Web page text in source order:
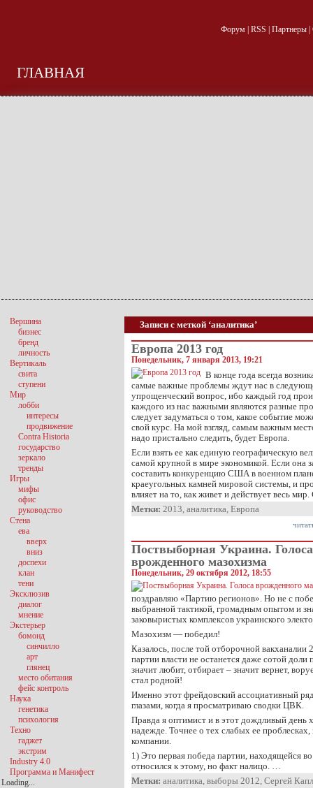
Форум| RSS Партнеры|
ГЛАВНАЯ
Записи с меткой ‘аналитика’
Европа 2013 год
Понедельник, 7 января 2013, 19:21
В конце года всегда
самые важные проблемы ждут нас в
упрощенческий вопрос, ибо каждый год
каждого из нас важными являются разные
следует задуматься о том, какое событие
свой курс. На мой взгляд, самым важным
надо пристально следить, будет Европа.
Если взять ее как единую географическую
самой крупной в мире экономикой. Если она
составить конкуренцию США в военном
краеугольных камней мировой системы, и
влияет на то, как живет и действует весь
Метки: 2013, аналитика, Европа
Поствыборная Украина. Голоса
врожденного мазохизма
Понедельник, 29 октября 2012, 18:55
поздравляю «Партию регионов». Но не с
выбранной тактикой, громадным опытом и
заковыристых комплексов украинского
Мазохизм — победил!
Казалось, после той отборочной вакханалии
партии власти не останется даже сотой доли
значит любит, отбирает – значит вернет,
стал родной!
Именно этот фрейдовский ассоциативный
глазами, когда я просматриваю сводки ЦВК.
Правда я оптимист и в этот дождливый день
надежде. Точнее о тех слабых ее
компании.
1) Это первая победа партии, находящейся
относился к этому, но факт налицо. …
Метки: аналитика, выборы 2012, Сергей
Вершина
бизнес
бренд
личность
Вертикаль
свита
ступени
Мир
лобби
интересы
продвижение
Contra Historia
государство
зеркало
тренды
Игры
мифы
офис
руководство
Стена
ева
вверх
вниз
доспехи
клан
тени
Эксклюзив
диалог
мнение
Экстерьер
бомонд
синчилло
арт
глянец
место обитания
фейс контроль
Наука
генетика
психология
Техно
гаджет
экстрим
Industry 4.0
Программа и Манифест
Loading...